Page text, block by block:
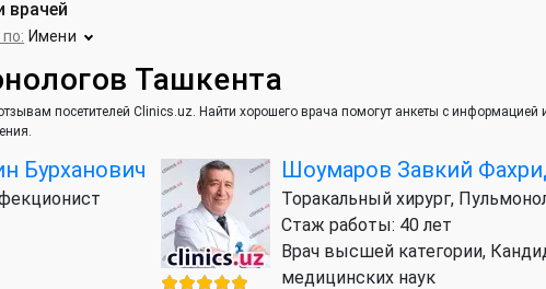
врачей
Имени
Ташкента
посетителей Clinics.uz. Найти хорошего врача помогут анкеты с информацией
Бурханович Шоумаров Завкий
Торакальный хирург,
Стаж работы: 40 лет
Врач высшей категории,
медицинских наук